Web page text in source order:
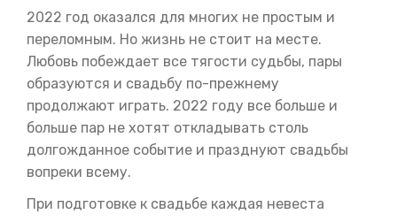
2022 год оказался для многих не простым и
переломным. Но жизнь не стоит на месте.
Любовь побеждает все тягости судьбы, пары
образуются и свадьбу по-прежнему
продолжают играть. 2022 году все больше и
больше пар не хотят откладывать столь
долгожданное событие и празднуют свадьбы
вопреки всему.
При подготовке к свадьбе каждая невеста